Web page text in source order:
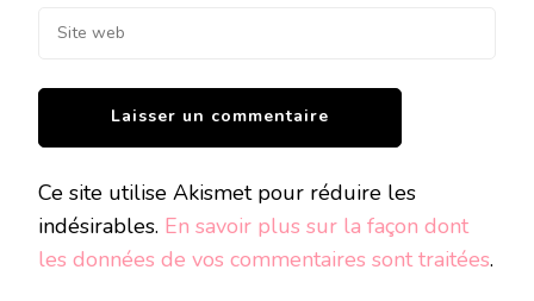
Ce site utilise Akismet pour réduire les
indésirables. En savoir plus sur la façon dont
les données de vos commentaires sont traitées.